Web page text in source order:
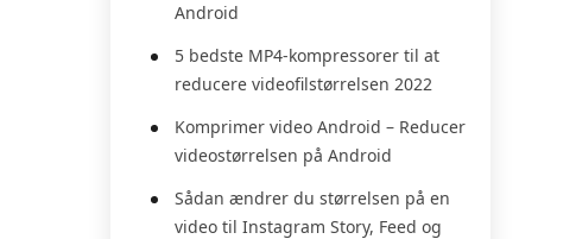
Android
5 bedste MP4-kompressorer til at
reducere videofilstørrelsen 2022
Komprimer video Android – Reducer
videostørrelsen på Android
Sådan ændrer du størrelsen på en
video til Instagram Story, Feed og